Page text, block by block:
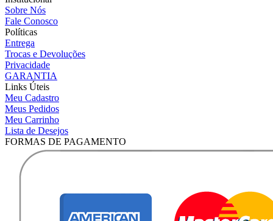
Sobre Nós
Fale Conosco
Políticas
Entrega
Trocas e Devoluções
Privacidade
GARANTIA
Links Úteis
Meu Cadastro
Meus Pedidos
Meu Carrinho
Lista de Desejos
FORMAS DE PAGAMENTO